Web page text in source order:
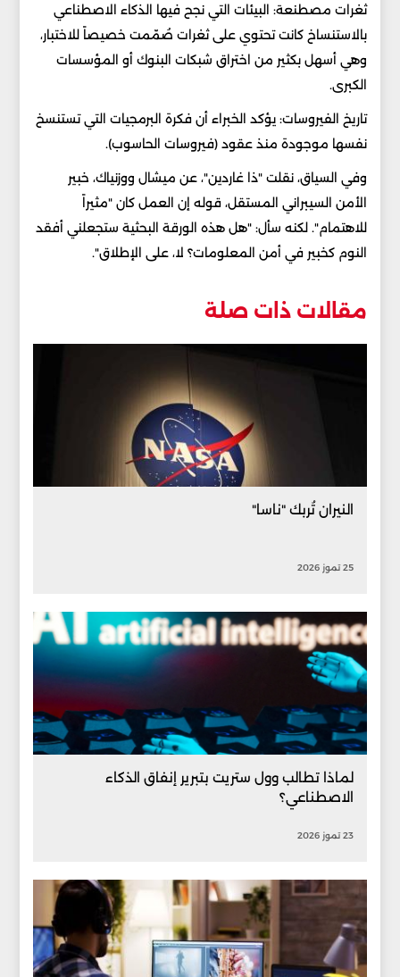
ثغرات مصطنعة: البيئات التي نجح فيها الذكاء الاصطناعي
بالاستنساخ كانت تحتوي على ثغرات صُمّمت خصيصاً للاختبار،
وهي أسهل بكثير من اختراق شبكات البنوك أو المؤسسات
الكبرى.
تاريخ الفيروسات: يؤكد الخبراء أن فكرة البرمجيات التي تستنسخ
نفسها موجودة منذ عقود (فيروسات الحاسوب).
وفي السياق، نقلت "ذا غاردين"، عن ميشال ووزنياك، خبير
الأمن السيبراني المستقل، قوله إن العمل كان "مثيراً
للاهتمام". لكنه سأل: "هل هذه الورقة البحثية ستجعلني أفقد
النوم كخبير في أمن المعلومات؟ لا، على الإطلاق".
مقالات ذات صلة
النيران تُربك "ناسا"
25 تموز 2026
لماذا تطالب وول ستريت بتبرير إنفاق الذكاء
الاصطناعي؟
23 تموز 2026